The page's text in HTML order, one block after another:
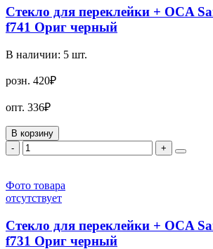
Стекло для переклейки + OCA
f741 Ориг черный
В наличии: 5 шт.
розн. 420₽
опт. 336₽
В корзину
-
+
Фото товара
отсутствует
Стекло для переклейки + OCA
f731 Ориг черный